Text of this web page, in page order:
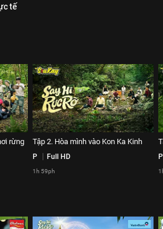
tế
rừng
Tập 2. Hòa mình vào Kon Ka Kinh
P Full HD
1h 59ph
P